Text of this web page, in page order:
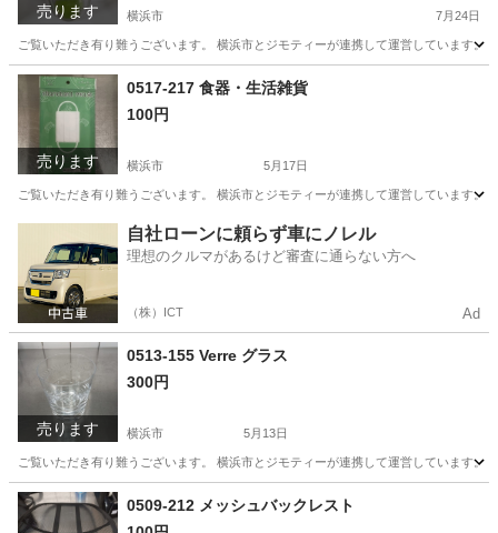
売ります 横浜市 7月24日
ご覧いただき有り難うございます。 横浜市とジモティーが連携して運営していま
神奈川 横浜市 リユース
売ります
0517-217 食器・生活雑貨
100円
横浜市 5月17日
ご覧いただき有り難うございます。 横浜市とジモティーが連携して運営していま
生活雑貨 リユース
自社ローンに頼らず車にノレル
理想のクルマがあるけど審査に通らない方へ
（株）ICT Ad
売ります
0513-155 Verre グラス
300円
横浜市 5月13日
ご覧いただき有り難うございます。 横浜市とジモティーが連携して運営していま
神奈川 横浜市 リユース
0509-212 メッシュバックレスト